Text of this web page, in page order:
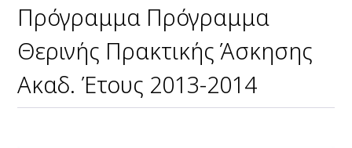
Πρόγραμμα Πρόγραμμα
Θερινής Πρακτικής Άσκησης
Ακαδ. Έτους 2013-2014